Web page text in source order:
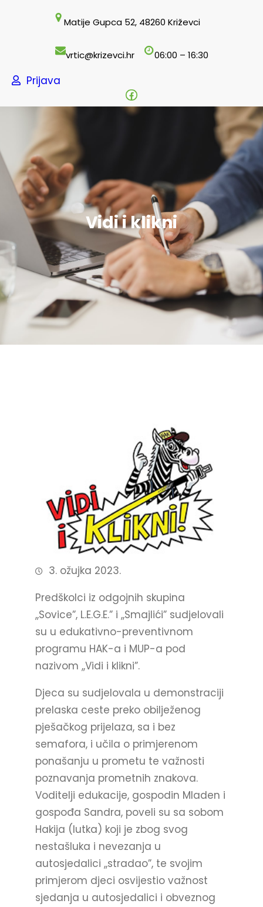
Matije Gupca 52, 48260 Križevci
vrtic@krizevci.hr 06:00 – 16:30
Prijava
Facebook
Vidi i klikni
3. ožujka 2023.
Predškolci iz odgojnih skupina
,,Sovice”, L.E.G.E.” i ,,Smajlići” sudjelovali
su u edukativno-preventivnom
programu HAK-a i MUP-a pod
nazivom ,,Vidi i klikni”.
Djeca su sudjelovala u demonstraciji
prelaska ceste preko obilježenog
pješačkog prijelaza, sa i bez
semafora, i učila o primjerenom
ponašanju u prometu te važnosti
poznavanja prometnih znakova.
Voditelji edukacije, gospodin Mladen i
gospođa Sandra, poveli su sa sobom
Hakija (lutka) koji je zbog svog
nestašluka i nevezanja u
autosjedalici ,,stradao”, te svojim
primjerom djeci osvijestio važnost
sjedanja u autosjedalici i obveznog